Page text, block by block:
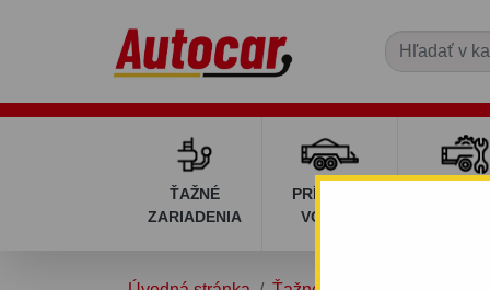
ŤAŽNÉ
ZARIADENIA
PRÍVESNÉ
VOZÍKY